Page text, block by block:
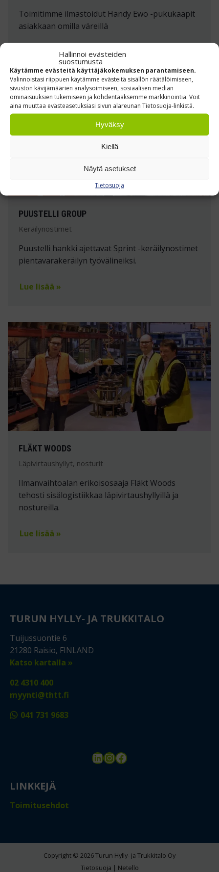
Hallinnoi evästeiden
suostumusta
Käytämme evästeitä käyttäjäkokemuksen parantamiseen.
Valinnoistasi riippuen käytämme evästeitä sisällön räätälöimiseen,
sivuston kävijämäärien analysoimiseen, sosiaalisen median
ominaisuuksien tukemiseen ja kohdentaaksemme markkinointia. Voit
aina muuttaa evästeasetuksiasi sivun alareunan Tietosuoja-linkistä.
Hyväksy
Kiellä
Näytä asetukset
Tietosuoja
Toimitimme ilmastoidut Handy Ewo -pukukaapit
asiakkaan omilla väreillä
Lue lisää »
PUUSTELLI GROUP
Keräilynostimet
Puustelli hankki ajettavat Sprint -keräilynostimet
pientavarakeräilyn työvälineiksi.
Lue lisää »
FLÄKT WOODS
Läpivirtaushyllyt, nosturit
Ilmanvaihtoalan erikoisosaaja Fläkt Woods
tehosti sisälogistiikkaa läpivirtaushyllyillä ja
nostureilla.
Lue lisää »
TURUN HYLLY- JA TRUKKITALO
Tuijussuontie 6
21280 Raisio, FINLAND
Katso kartalla »
02 4310 400
myynti@thtt.fi
041 731 9683
LinkedIn
Instagram
Facebook
LINKKEJÄ
Toimitusehdot
Copyright © 2026 Turun Hylly- ja Trukkitalo Oy
Tietosuoja | Netello